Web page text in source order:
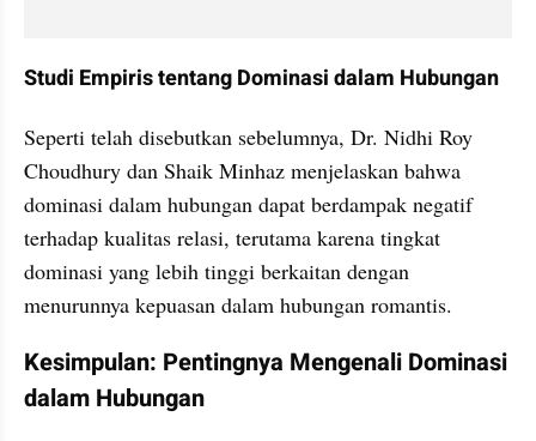
Studi Empiris tentang Dominasi dalam Hubungan
Seperti telah disebutkan sebelumnya, Dr. Nidhi Roy
Choudhury dan Shaik Minhaz menjelaskan bahwa
dominasi dalam hubungan dapat berdampak negatif
terhadap kualitas relasi, terutama karena tingkat
dominasi yang lebih tinggi berkaitan dengan
menurunnya kepuasan dalam hubungan romantis.
Kesimpulan: Pentingnya Mengenali Dominasi
dalam Hubungan